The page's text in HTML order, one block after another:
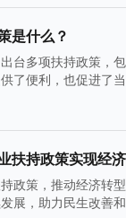
是什么？
台多项扶持政策，
了便利，也促进了
扶持政策实现经
政策，推动经济转
展，助力民生改善